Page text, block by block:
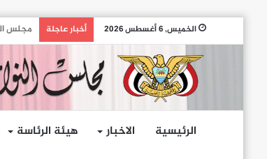
الخميس, 6 أغسطس 2026 أخبار عاجلة مجلس
الرئيسية الاخبار هيئة الرئاسة